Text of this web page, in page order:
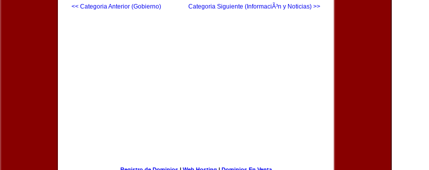
<< Categoria Anterior (Gobierno) Categoria Siguiente (InformaciÃ³n y Noticias) >>